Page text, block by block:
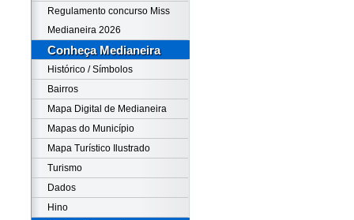
Regulamento concurso Miss
Medianeira 2026
Conheça Medianeira
Histórico / Símbolos
Bairros
Mapa Digital de Medianeira
Mapas do Município
Mapa Turístico Ilustrado
Turismo
Dados
Hino